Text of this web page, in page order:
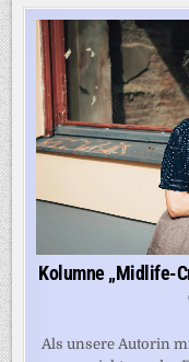
Kolumne „Midlife-
Als unsere Autorin